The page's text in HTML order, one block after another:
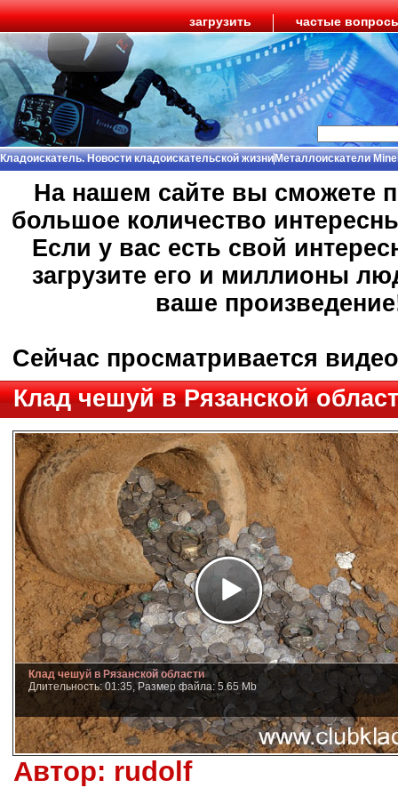
загрузить частые
Кладоискатель. Новости кладоискательской жизниМеталлоискатели
На нашем сайте вы сможете
большое количество
Если у вас есть свой
загрузите его и миллионы
ваше
Сейчас просматривается
Клад чешуй в Рязанской
Клад чешуй в Рязанской области
Длительность: 01:35, Размер файла: 5.65 Mb
Автор: rudolf